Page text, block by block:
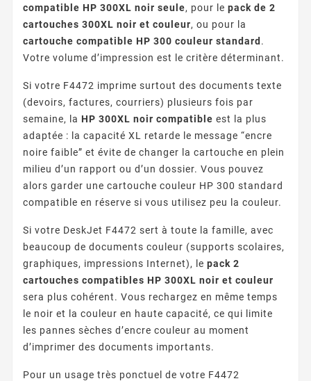
compatible HP 300XL noir seule, pour le pack de 2
cartouches 300XL noir et couleur, ou pour la
cartouche compatible HP 300 couleur standard .
Votre volume d’impression est le critère déterminant.
Si votre F4472 imprime surtout des documents texte
(devoirs, factures, courriers) plusieurs fois par
semaine, la HP 300XL noir compatible est la plus
adaptée : la capacité XL retarde le message “encre
noire faible” et évite de changer la cartouche en plein
milieu d’un rapport ou d’un dossier. Vous pouvez
alors garder une cartouche couleur HP 300 standard
compatible en réserve si vous utilisez peu la couleur.
Si votre DeskJet F4472 sert à toute la famille, avec
beaucoup de documents couleur (supports scolaires,
graphiques, impressions Internet), le pack 2
cartouches compatibles HP 300XL noir et couleur
sera plus cohérent. Vous rechargez en même temps
le noir et la couleur en haute capacité, ce qui limite
les pannes sèches d’encre couleur au moment
d’imprimer des documents importants.
Pour un usage très ponctuel de votre F4472